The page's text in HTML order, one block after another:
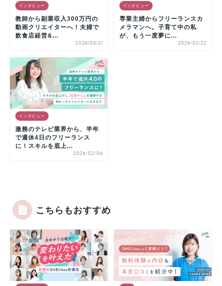
インタビュー
教師から副業収入300万円の
動画クリエイターへ！夫婦で
飲食店経営&...
2026/03/21
インタビュー
専業主婦からフリーランスカ
メラマンへ。子育て中の私
が、もう一度夢に...
2026/02/22
インタビュー
激務のテレビ業界から、半年
で週休4日のフリーランス
に！スキルを底上...
2026/02/04
こちらもおすすめ